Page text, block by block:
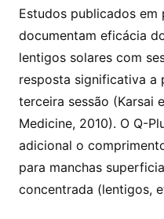
Estudos publicados
documentam eficácia
lentigos solares com
resposta significativa a
terceira sessão (Karsai
Medicine, 2010). O Q-
adicional o
para manchas
concentrada (lentigos,